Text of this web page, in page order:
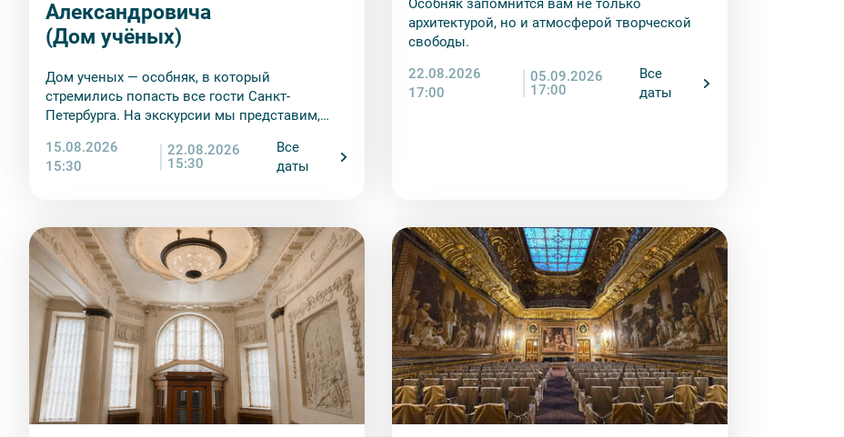
9. На ряд экскурсий туроператор предоставляет в аренду аудиооборудование. Ответственность за
сохранность оборудования во время проведения экскурсионной программы возлагается на
экскурсанта. В случае утери или порчи оборудования экскурсант обязан возместить полную
Внимание! В составе экскурсионного маршрута возможны изменения, так как некоторые
интерьеры могут быть недоступны по решению руководства объекта.
Александровича
(Дом учёных)
Дом ученых — особняк, в который
стремились попасть все гости Санкт-
Петербурга. На экскурсии мы представим,
парадных залах
15.08.2026
15:30
22.08.2026
15:30
Все
даты
Особняк запомнится вам не только
архитектурой, но и атмосферой творческой
свободы.
22.08.2026
17:00
05.09.2026
17:00
Все
даты